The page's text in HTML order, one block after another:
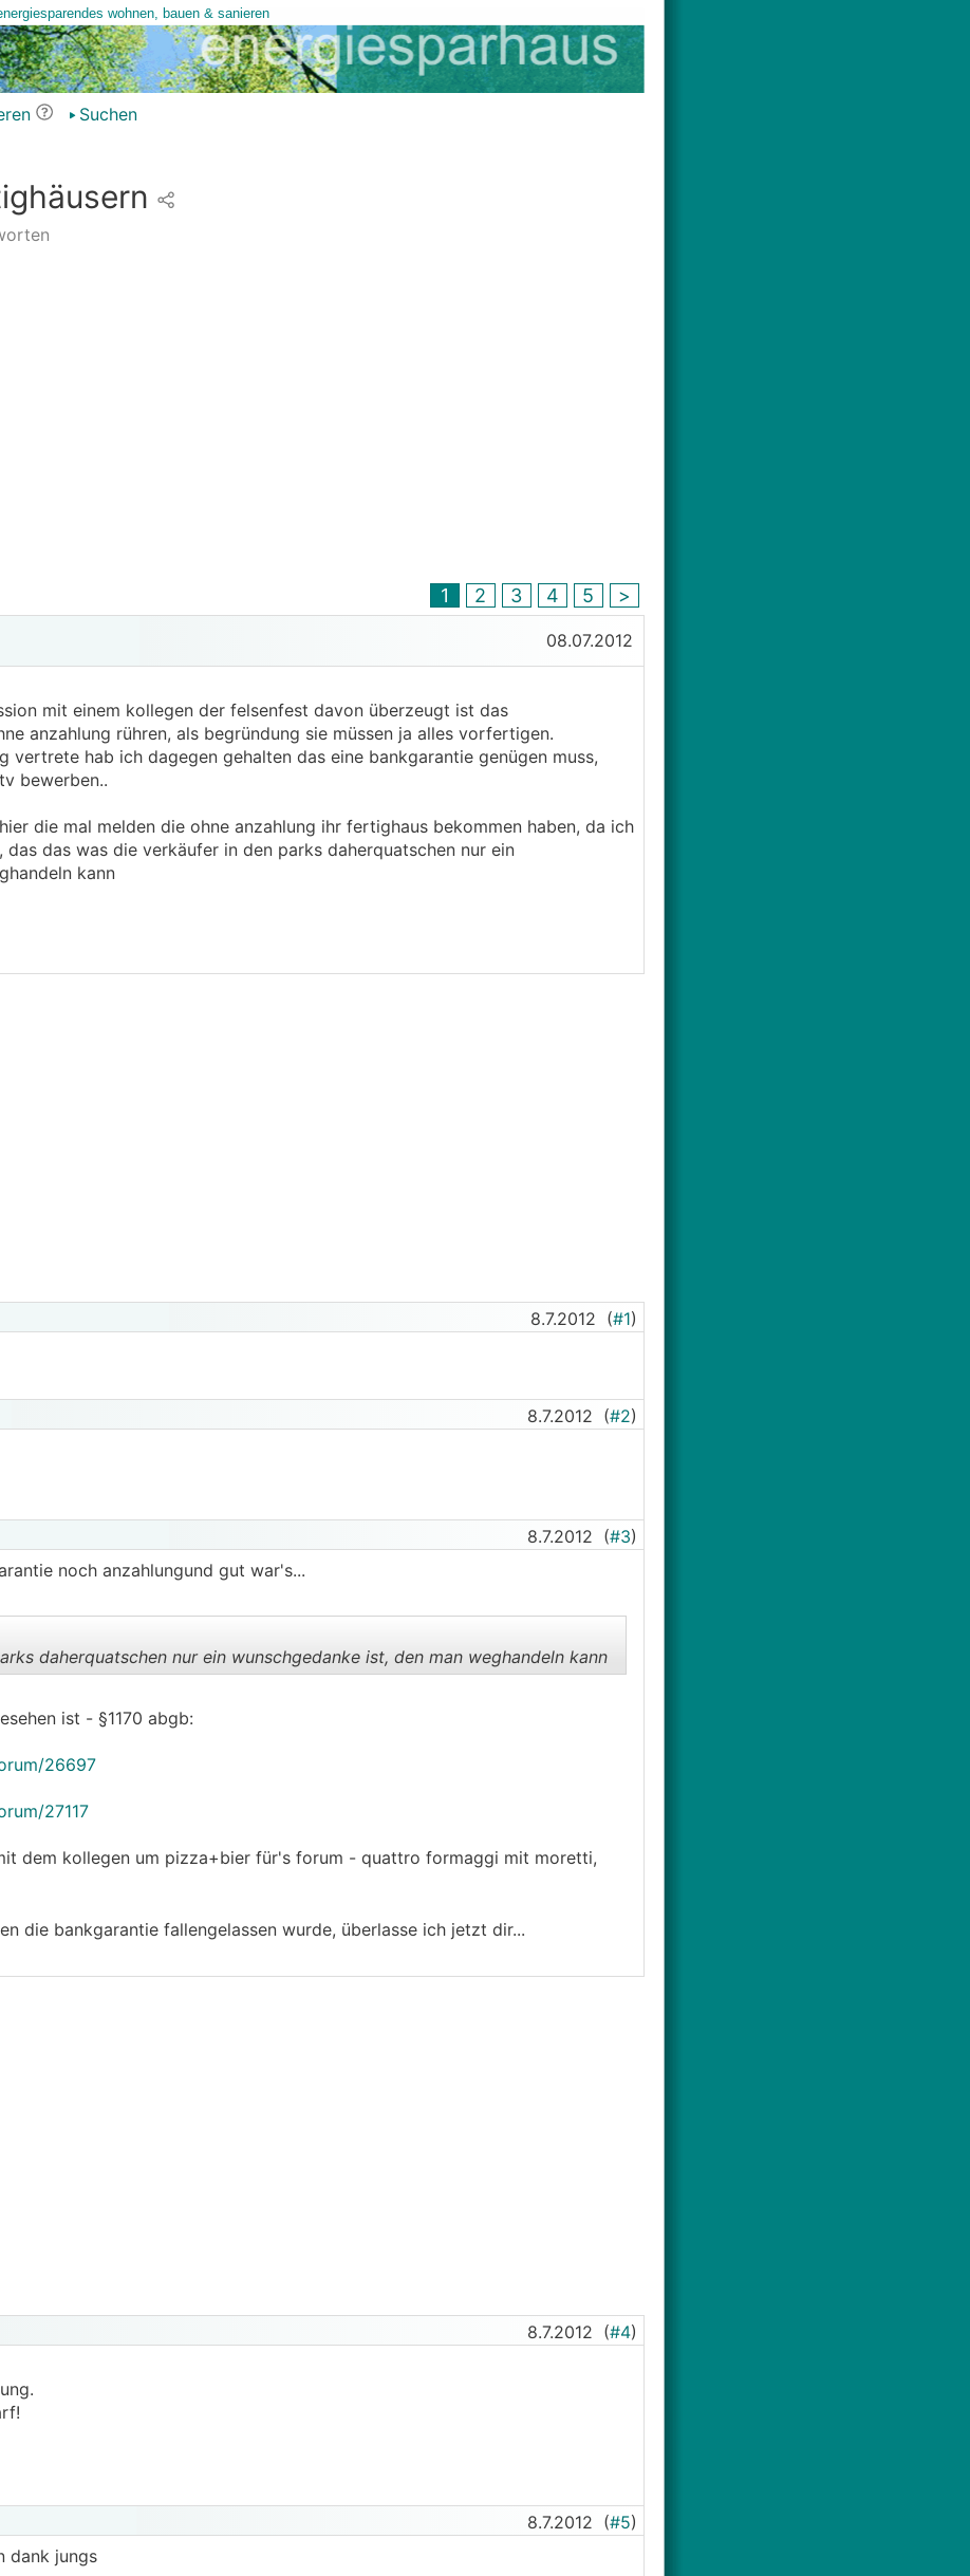
Suchen
1 2 3 4 5 >
08.07.2012
mit einem kollegen der felsenfest davon überzeugt ist das
anzahlung rühren, als begründung sie müssen ja alles vorfertigen.
vertrete hab ich dagegen gehalten das eine bankgarantie genügen muss,
bewerben..
die mal melden die ohne anzahlung ihr fertighaus bekommen haben, da ich
das was die verkäufer in den parks daherquatschen nur ein
kann
8.7.2012 (#1)
8.7.2012 (#2)
8.7.2012 (#3)
noch anzahlungund gut war's...
daherquatschen nur ein wunschgedanke ist, den man weghandeln kann
ist - §1170 abgb:
26697
27117
dem kollegen um pizza+bier für's forum - quattro formaggi mit moretti,
die bankgarantie fallengelassen wurde, überlasse ich jetzt dir...
8.7.2012 (#4)
8.7.2012 (#5)
dank jungs